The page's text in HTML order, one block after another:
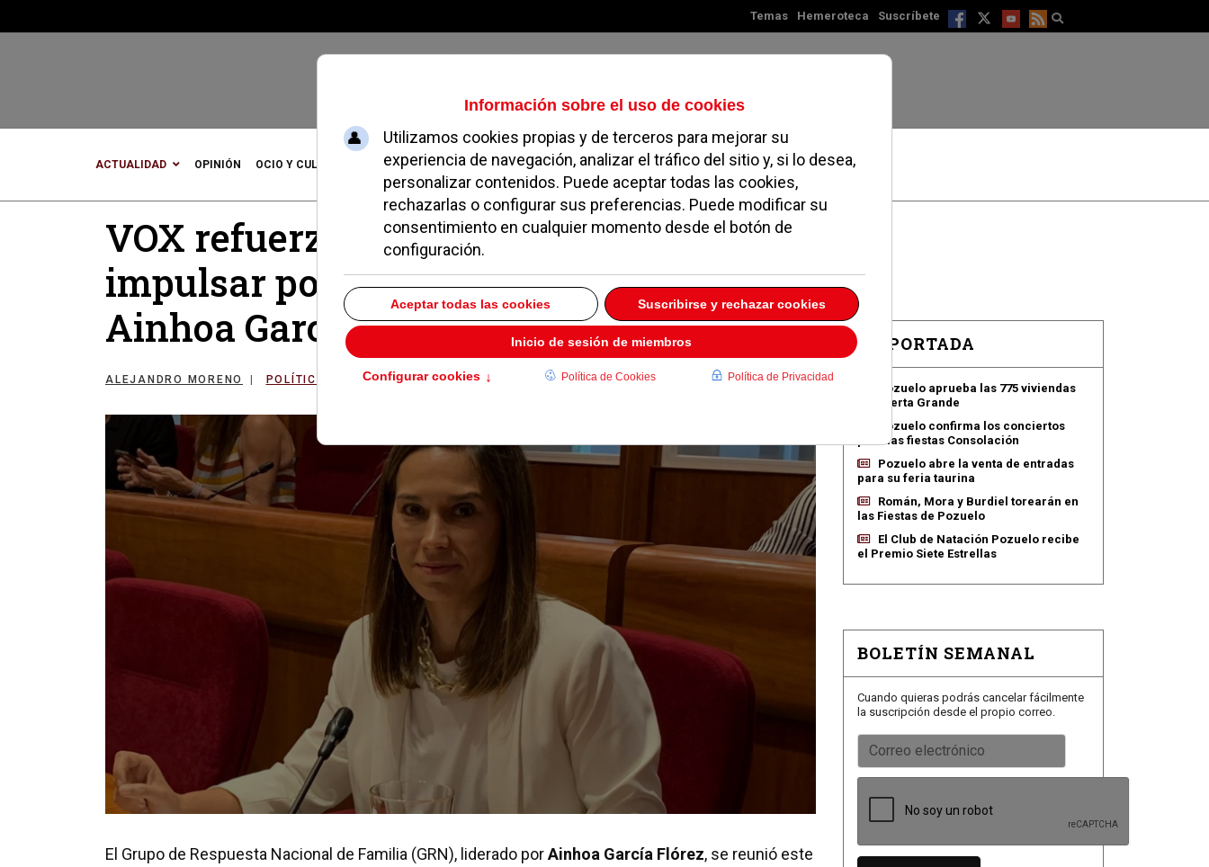
Temas Hemeroteca Suscríbete
Sábado, 08 de agosto de 2026
ACTUALIDAD OPINIÓN OCIO Y CULTURA DEPORTES MADRID NOROESTE SOCIEDAD MAGAZINE SERVICIOS
VOX refuerza su estrategia para
impulsar políticas familiares con
Ainhoa García al frente
ALEJANDRO MORENO POLÍTICA 23 ENERO 2025
El Grupo de Respuesta Nacional de Familia (GRN), liderado porAinhoa García Flórez, se reunió este
EN PORTADA
Pozuelo aprueba las 775 viviendas
de Huerta Grande
Pozuelo confirma los conciertos
para las fiestas Consolación
Pozuelo abre la venta de entradas
para su feria taurina
Román, Mora y Burdiel torearán en
las Fiestas de Pozuelo
El Club de Natación Pozuelo recibe
el Premio Siete Estrellas
BOLETÍN SEMANAL
Cuando quieras podrás cancelar fácilmente
la suscripción desde el propio correo.